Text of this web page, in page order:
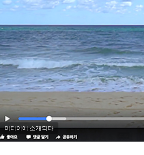
미디어에 소개되다